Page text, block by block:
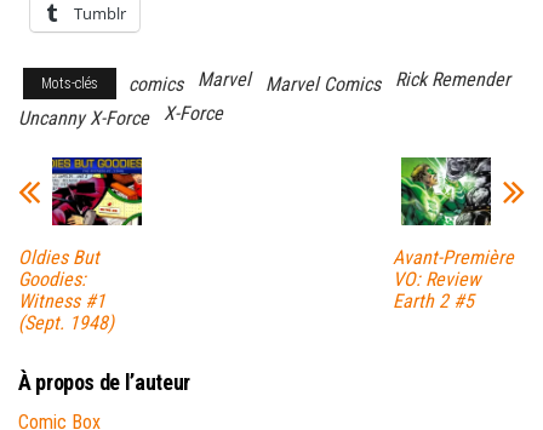
Tumblr
Mots-clés comics Marvel Marvel Comics
Rick Remender
Uncanny X-Force
X-Force
Oldies But
Goodies:
Witness #1
(Sept. 1948)
Avant-Première
VO: Review
Earth 2 #5
À propos de l’auteur
Comic Box